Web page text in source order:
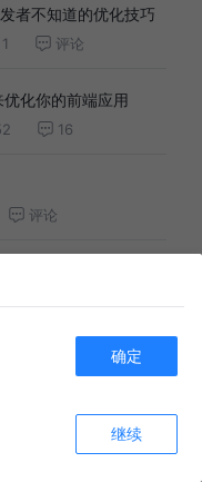
者不知道的优化技巧
1 评论
化你的前端应用
16
评论
前端部分) 确定
继续